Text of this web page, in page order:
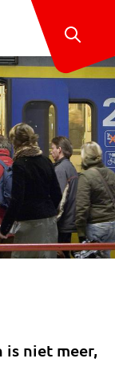
is niet meer,